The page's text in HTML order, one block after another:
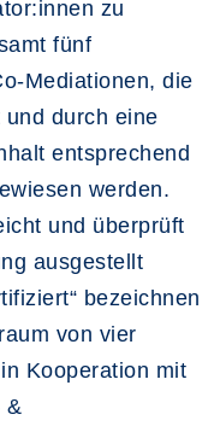
zu
fünf
Mediationen, die
durch eine
entsprechend
werden.
und überprüft
ausgestellt
bezeichnen
von vier
Kooperation mit
&